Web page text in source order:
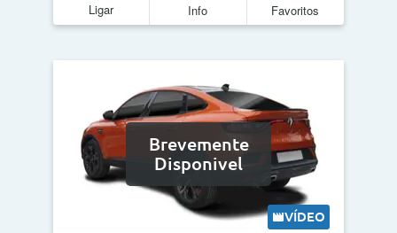
Ligar Info Favoritos
Brevemente
Disponivel
VÍDEO